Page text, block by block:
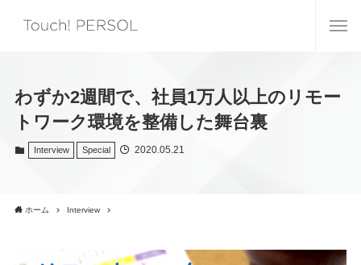
わずか2週間で、社員1万人以上のリモー
トワーク環境を整備した舞台裏
Interview Special 2020.05.21
ホーム Interview